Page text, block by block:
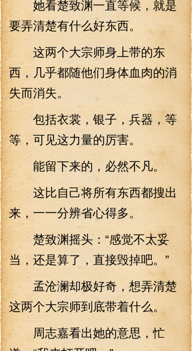
她看楚致渊一直等候，就是
要弄清楚有什么好东西。
这两个大宗师身上带的东
西，几乎都随他们身体血肉的消
失而消失。
包括衣裳，银子，兵器，等
等，可见这力量的厉害。
能留下来的，必然不凡。
这比自己将所有东西都搜出
来，一一分辨省心得多。
楚致渊摇头：“感觉不太妥
当，还是算了，直接毁掉吧。”
孟沧澜却极好奇，想弄清楚
这两个大宗师到底带着什么。
周志嘉看出她的意思，忙